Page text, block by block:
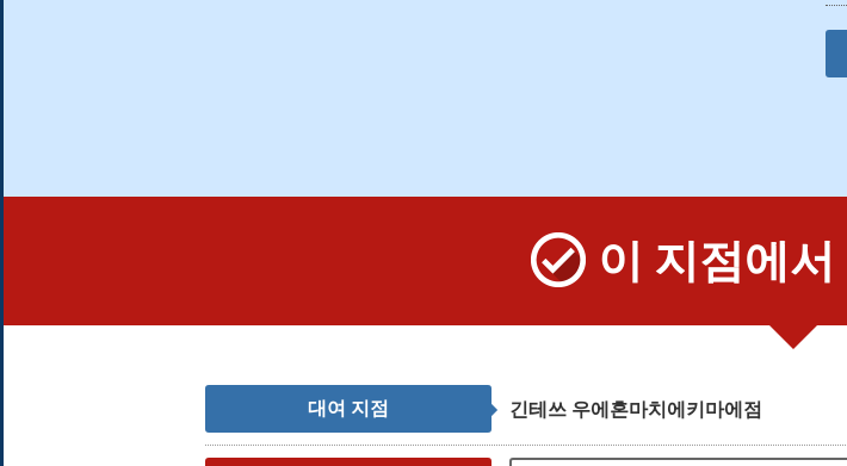
이 지점에서
대여 지점 긴테쓰 우에혼마치에키마에점